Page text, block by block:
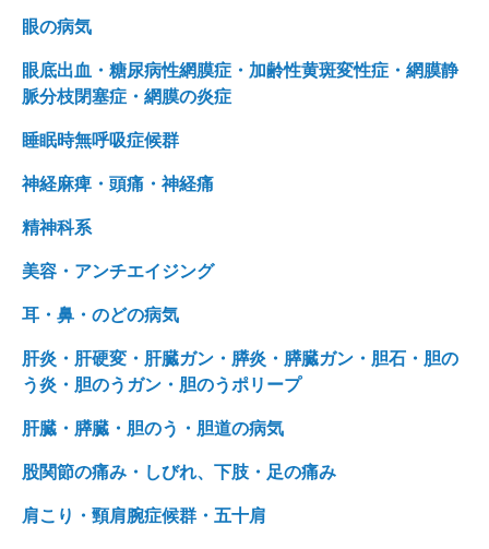
眼の病気
眼底出血・糖尿病性網膜症・加齢性黄斑変性症・網膜静
脈分枝閉塞症・網膜の炎症
睡眠時無呼吸症候群
神経麻痺・頭痛・神経痛
精神科系
美容・アンチエイジング
耳・鼻・のどの病気
肝炎・肝硬変・肝臓ガン・膵炎・膵臓ガン・胆石・胆の
う炎・胆のうガン・胆のうポリープ
肝臓・膵臓・胆のう・胆道の病気
股関節の痛み・しびれ、下肢・足の痛み
肩こり・頸肩腕症候群・五十肩